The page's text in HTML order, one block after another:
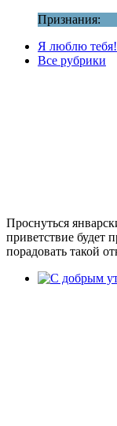
Признания:
Я люблю тебя!
Все рубрики
Проснуться
приветствие будет
порадовать такой